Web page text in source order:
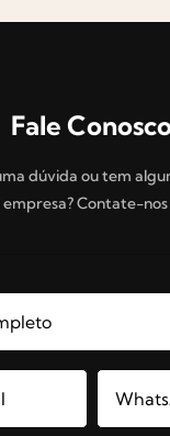
Fale
dúvida ou tem
empresa? Contate-